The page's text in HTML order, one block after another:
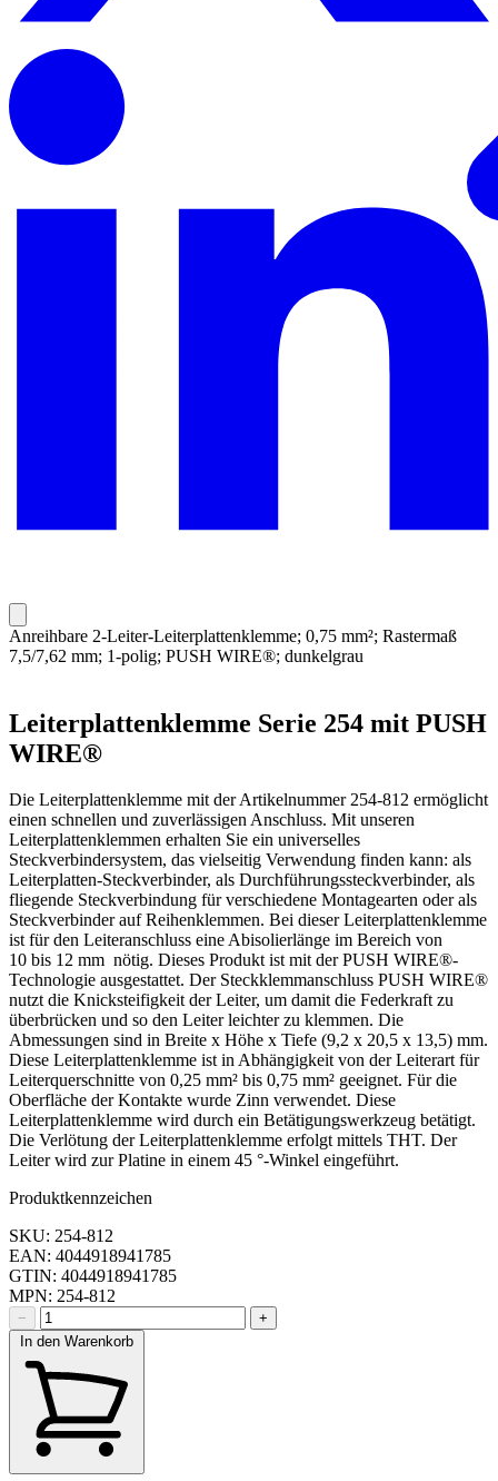
Anreihbare 2-Leiter-Leiterplattenklemme; 0,75 mm²; Rastermaß
7,5/7,62 mm; 1-polig; PUSH WIRE®; dunkelgrau
Leiterplattenklemme Serie 254 mit PUSH
WIRE®
Die Leiterplattenklemme mit der Artikelnummer 254-812 ermöglicht
einen schnellen und zuverlässigen Anschluss. Mit unseren
Leiterplattenklemmen erhalten Sie ein universelles
Steckverbindersystem, das vielseitig Verwendung finden kann: als
Leiterplatten-Steckverbinder, als Durchführungssteckverbinder, als
fliegende Steckverbindung für verschiedene Montagearten oder als
Steckverbinder auf Reihenklemmen. Bei dieser Leiterplattenklemme
ist für den Leiteranschluss eine Abisolierlänge im Bereich von
10 bis 12 mm nötig. Dieses Produkt ist mit der PUSH WIRE®-
Technologie ausgestattet. Der Steckklemmanschluss PUSH WIRE®
nutzt die Knicksteifigkeit der Leiter, um damit die Federkraft zu
überbrücken und so den Leiter leichter zu klemmen. Die
Abmessungen sind in Breite x Höhe x Tiefe (9,2 x 20,5 x 13,5) mm.
Diese Leiterplattenklemme ist in Abhängigkeit von der Leiterart für
Leiterquerschnitte von 0,25 mm² bis 0,75 mm² geeignet. Für die
Oberfläche der Kontakte wurde Zinn verwendet. Diese
Leiterplattenklemme wird durch ein Betätigungswerkzeug betätigt.
Die Verlötung der Leiterplattenklemme erfolgt mittels THT. Der
Leiter wird zur Platine in einem 45 °-Winkel eingeführt.
Produktkennzeichen
SKU: 254-812
EAN: 4044918941785
GTIN: 4044918941785
MPN: 254-812
−
+
In den Warenkorb